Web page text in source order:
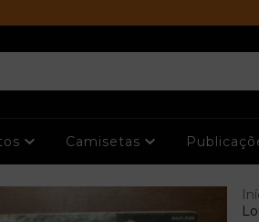
Camisetas